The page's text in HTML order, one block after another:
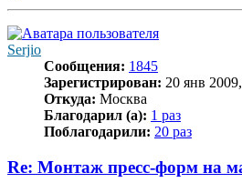
Serjio
Сообщения: 1845
Зарегистрирован: 20 янв
Откуда: Москва
Благодарил (а): 1 раз
Поблагодарили: 20 раз
Re: Монтаж пресс-форм на